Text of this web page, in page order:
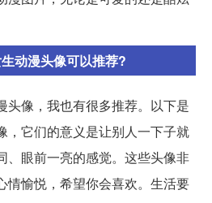
动漫头像可以推荐?
头像，我也有很多推荐。以下是
，它们的意义是让别人一下子就
、眼前一亮的感觉。这些头像非
情愉悦，希望你会喜欢。生活要